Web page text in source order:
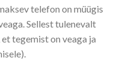
telefon on müügis
Sellest tulenevalt
tegemist on veaga ja